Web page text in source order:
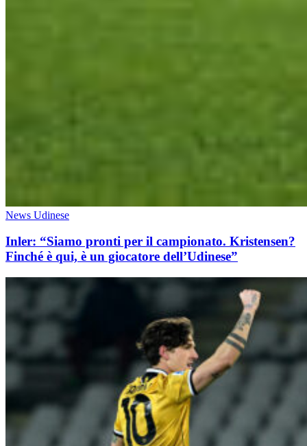
News Udinese
Inler: “Siamo pronti per il campionato. Kristensen?
Finché è qui, è un giocatore dell’Udinese”